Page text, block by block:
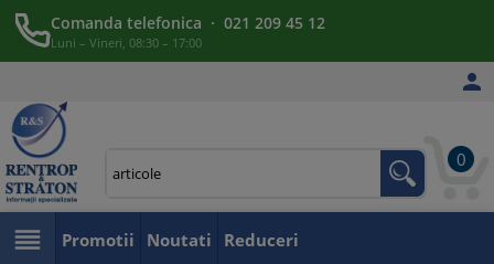
Comanda telefonica · 021 209 45 12
Luni – Vineri, 08:30 – 17:00

0
 Promotii Noutati Reduceri